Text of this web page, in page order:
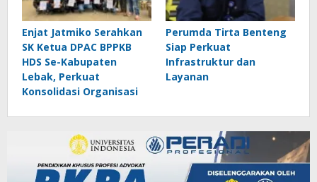
Enjat Jatmiko Serahkan
SK Ketua DPAC BPPKB
HDS Se-Kabupaten
Lebak, Perkuat
Konsolidasi Organisasi
Perumda Tirta Benteng
Siap Perkuat
Infrastruktur dan
Layanan